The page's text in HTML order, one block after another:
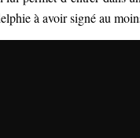
à avoir signé au